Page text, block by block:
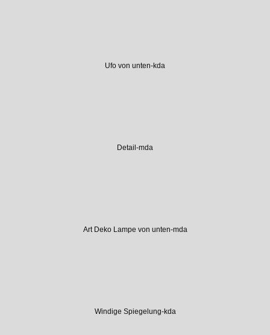
Ufo von unten-kda
Detail-mda
Art Deko Lampe von unten-mda
Windige Spiegelung-kda